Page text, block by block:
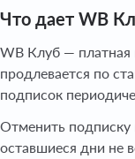
Что дает WB
WB Клуб — платная
продлевается по
подписок
Отменить
оставшиеся дни не